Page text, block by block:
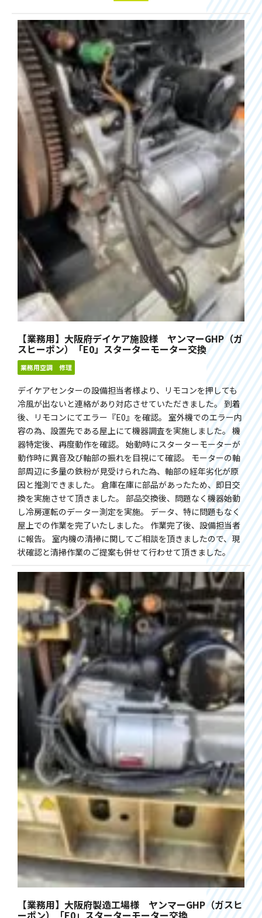
【業務用】大阪府デイケア施設様 ヤンマーGHP（ガ
スヒーポン）「E0」スターターモーター交換
業務用空調 修理
デイケアセンターの設備担当者様より、リモコンを押しても
冷風が出ないと連絡があり対応させていただきました。 到着
後、リモコンにてエラー『E0』を確認。 室外機でのエラー内
容の為、設置先である屋上にて機器調査を実施しました。 機
器特定後、再度動作を確認。 始動時にスターターモーターが
動作時に異音及び軸部の振れを目視にて確認。 モーターの軸
部周辺に多量の鉄粉が見受けられた為、軸部の経年劣化が原
因と推測できました。 倉庫在庫に部品があったため、即日交
換を実施させて頂きました。 部品交換後、問題なく機器始動
し冷房運転のデーター測定を実施。 データ、特に問題もなく
屋上での作業を完了いたしました。 作業完了後、設備担当者
に報告。 室内機の清掃に関してご相談を頂きましたので、現
状確認と清掃作業のご提案も併せて行わせて頂きました。
【業務用】大阪府製造工場様 ヤンマーGHP（ガスヒ